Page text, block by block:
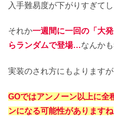
入手難易度が下がりすぎて
それか一週間に一回の「大
らランダムで登場…なんか
実装のされ方にもよりますが
GOではアンノーン以上に全
ンになる可能性がありますね